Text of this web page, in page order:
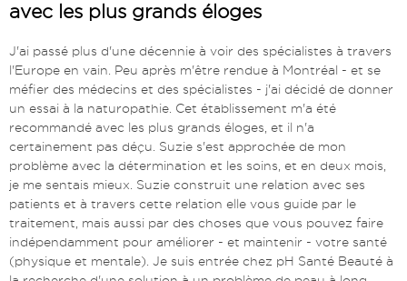
avec les plus grands éloges
J'ai passé plus d'une décennie à voir des spécialistes à travers
l'Europe en vain. Peu après m'être rendue à Montréal - et se
méfier des médecins et des spécialistes - j'ai décidé de donner
un essai à la naturopathie. Cet établissement m'a été
recommandé avec les plus grands éloges, et il n'a
certainement pas déçu. Suzie s'est approchée de mon
problème avec la détermination et les soins, et en deux mois,
je me sentais mieux. Suzie construit une relation avec ses
patients et à travers cette relation elle vous guide par le
traitement, mais aussi par des choses que vous pouvez faire
indépendamment pour améliorer - et maintenir - votre santé
(physique et mentale). Je suis entrée chez pH Santé Beauté à